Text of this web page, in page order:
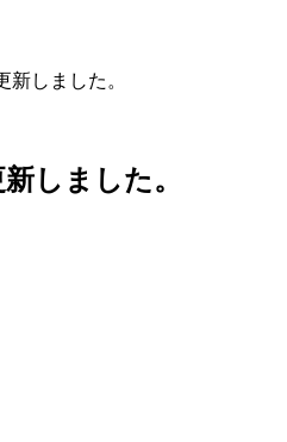
新しました。
しました。